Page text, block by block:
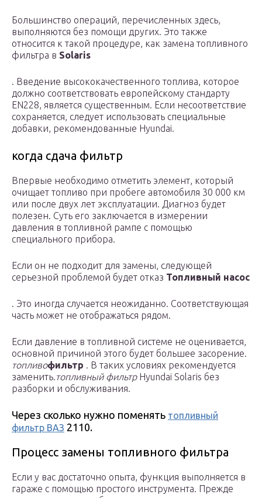
Большинство операций, перечисленных здесь,
выполняются без помощи других. Это также
относится к такой процедуре, как замена топливного
фильтра в Solaris
. Введение высококачественного топлива, которое
должно соответствовать европейскому стандарту
EN228, является существенным. Если несоответствие
сохраняется, следует использовать специальные
добавки, рекомендованные Hyundai.
когда сдача фильтр
Впервые необходимо отметить элемент, который
очищает топливо при пробеге автомобиля 30 000 км
или после двух лет эксплуатации. Диагноз будет
полезен. Суть его заключается в измерении
давления в топливной рампе с помощью
специального прибора.
Если он не подходит для замены, следующей
серьезной проблемой будет отказ Топливный насос
. Это иногда случается неожиданно. Соответствующая
часть может не отображаться рядом.
Если давление в топливной системе не оценивается,
основной причиной этого будет большее засорение.
топливофильтр . В таких условиях рекомендуется
заменить.топливный фильтрHyundai Solaris без
разборки и обслуживания.
Через сколько нужно поменять топливный
фильтр ВАЗ 2110.
Процесс замены топливного фильтра
Если у вас достаточно опыта, функция выполняется в
гараже с помощью простого инструмента. Прежде